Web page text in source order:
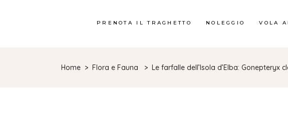
PRENOTA IL TRAGHETTO NOLEGGIO VOLA
Home > Flora e Fauna > Le farfalle dell’Isola d’Elba: Gonepteryx